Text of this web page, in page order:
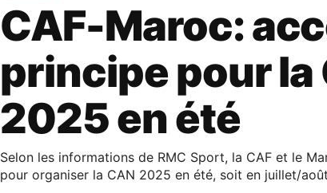
CAF-Maroc:
principe pour la
2025 en été
Selon les informations de RMC Sport, la CAF et le
pour organiser la CAN 2025 en été, soit en juillet/